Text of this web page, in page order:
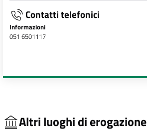
Contatti telefonici
Informazioni
051 6501117
Altri luoghi di erogazione